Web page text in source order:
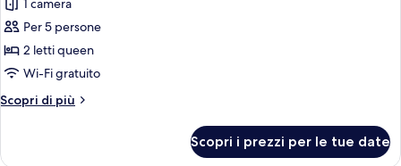
disabili,
vasca
bagno
Camera,
2
letti
queen,
ai
1 camera
Per 5 persone
2 letti queen
Wi-Fi gratuito
Scopri di più
Altri
Scopri i prezzi per le tue date